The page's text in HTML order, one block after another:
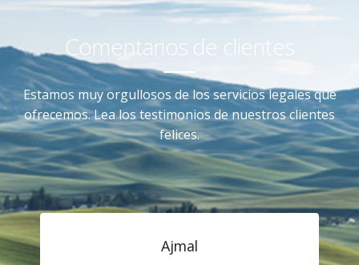
Comentarios de clientes
Estamos muy orgullosos de los servicios legales que
ofrecemos. Lea los testimonios de nuestros clientes
felices.
Ajmal